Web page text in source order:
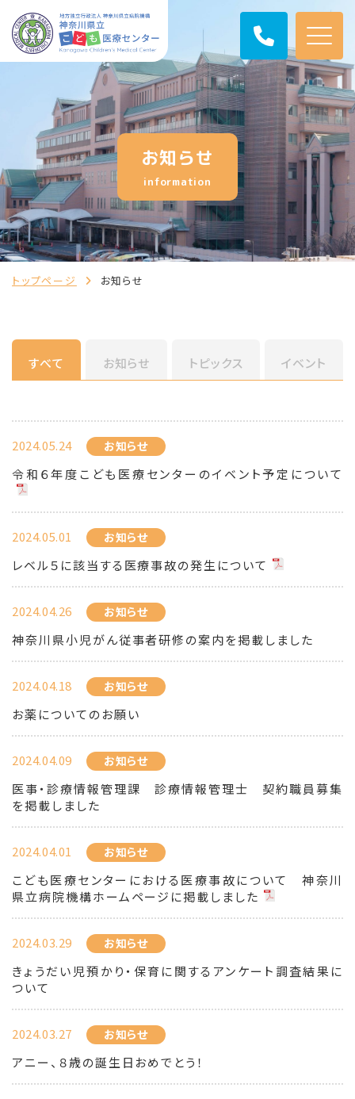
お知らせ
information
トップページ お知らせ
すべて お知らせ トピックス イベント
2024.05.24 お知らせ
令和６年度こども医療センターのイベント予定について
2024.05.01 お知らせ
レベル５に該当する医療事故の発生について
2024.04.26 お知らせ
神奈川県小児がん従事者研修の案内を掲載しました
2024.04.18 お知らせ
お薬についてのお願い
2024.04.09 お知らせ
医事・診療情報管理課 診療情報管理士 契約職員募集
を掲載しました
2024.04.01 お知らせ
こども医療センターにおける医療事故について 神奈川
県立病院機構ホームページに掲載しました
2024.03.29 お知らせ
きょうだい児預かり・保育に関するアンケート調査結果に
ついて
2024.03.27 お知らせ
アニー、８歳の誕生日おめでとう！